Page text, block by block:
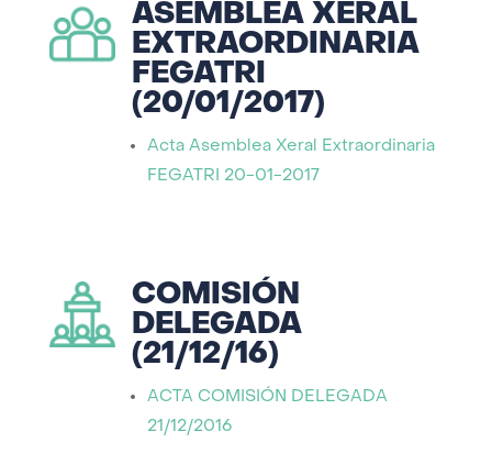
ASEMBLEA XERAL
EXTRAORDINARIA
FEGATRI
(20/01/2017)
Acta Asemblea Xeral Extraordinaria
FEGATRI 20-01-2017
COMISIÓN
DELEGADA
(21/12/16)
ACTA COMISIÓN DELEGADA
21/12/2016